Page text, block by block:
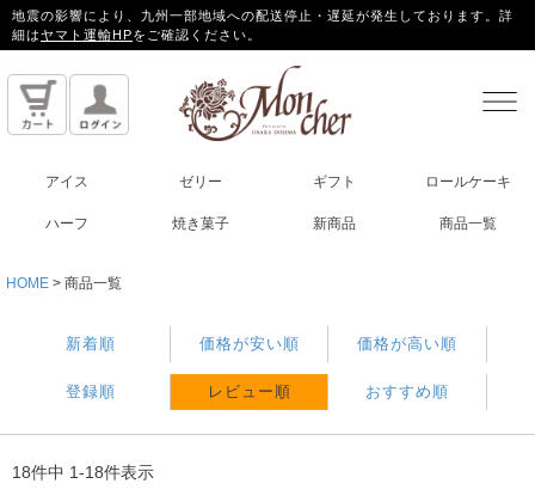
地震の影響により、九州一部地域への配送停止・遅延が発生しております。詳
細はヤマト運輸HPをご確認ください。
アイス ゼリー ギフト ロールケーキ
ハーフ 焼き菓子 新商品 商品一覧
HOME 商品一覧
新着順 価格が安い順 価格が高い順
登録順 レビュー順 おすすめ順
18件中 1-18件表示